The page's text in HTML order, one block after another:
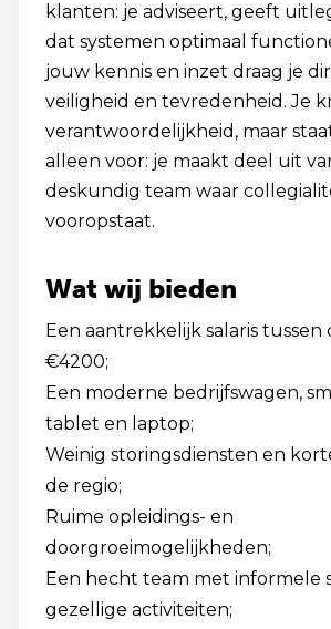
klanten: je adviseert, geeft
dat systemen optimaal
jouw kennis en inzet draag je
veiligheid en tevredenheid. Je
verantwoordelijkheid, maar
alleen voor: je maakt deel uit
deskundig team waar
vooropstaat.
Wat wij bieden
Een aantrekkelijk salaris tussen
€4200;
Een moderne bedrijfswagen,
tablet en laptop;
Weinig storingsdiensten en
de regio;
Ruime opleidings- en
doorgroeimogelijkheden;
Een hecht team met informele
gezellige activiteiten;